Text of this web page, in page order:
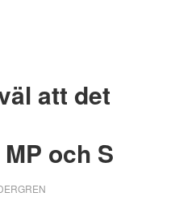
att det
och S